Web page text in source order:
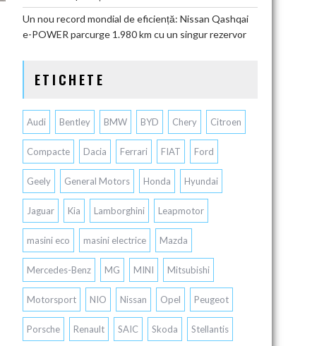
Un nou record mondial de eficiență: Nissan Qashqai
e-POWER parcurge 1.980 km cu un singur rezervor
ETICHETE
Audi Bentley BMW BYD Chery Citroen
Compacte Dacia Ferrari FIAT Ford
Geely General Motors Honda Hyundai
Jaguar Kia Lamborghini Leapmotor
masini eco masini electrice Mazda
Mercedes-Benz MG MINI Mitsubishi
Motorsport NIO Nissan Opel Peugeot
Porsche Renault SAIC Skoda Stellantis